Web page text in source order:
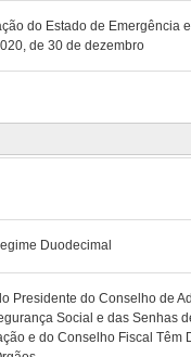
do Estado de Emergência
de 30 de dezembro
Duodecimal
Presidente do Conselho de
Social e das Senhas
e do Conselho Fiscal Têm